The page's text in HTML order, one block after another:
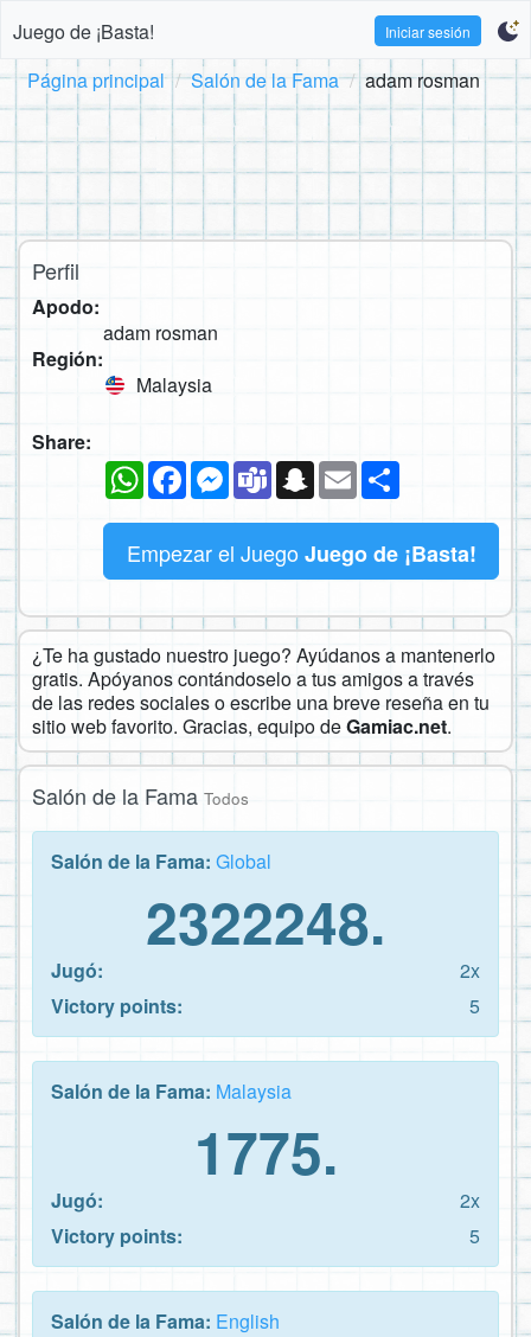
Juego de ¡Basta! Iniciar sesión
Página principal Salón de la Fama adam rosman
Perfil
Apodo:
adam rosman
Región:
Malaysia
Share:
WhatsAppFacebookMessenger
TeamsSnapchat
Email
Empezar el Juego Juego de ¡Basta!
¿Te ha gustado nuestro juego? Ayúdanos a mantenerlo
gratis. Apóyanos contándoselo a tus amigos a través
de las redes sociales o escribe una breve reseña en tu
sitio web favorito. Gracias, equipo deGamiac.net.
Salón de la Fama Todos
Salón de la Fama: Global
2322248.
Jugó:
2x
Victory points:
5
Salón de la Fama: Malaysia
1775.
Jugó:
2x
Victory points:
5
Salón de la Fama: English